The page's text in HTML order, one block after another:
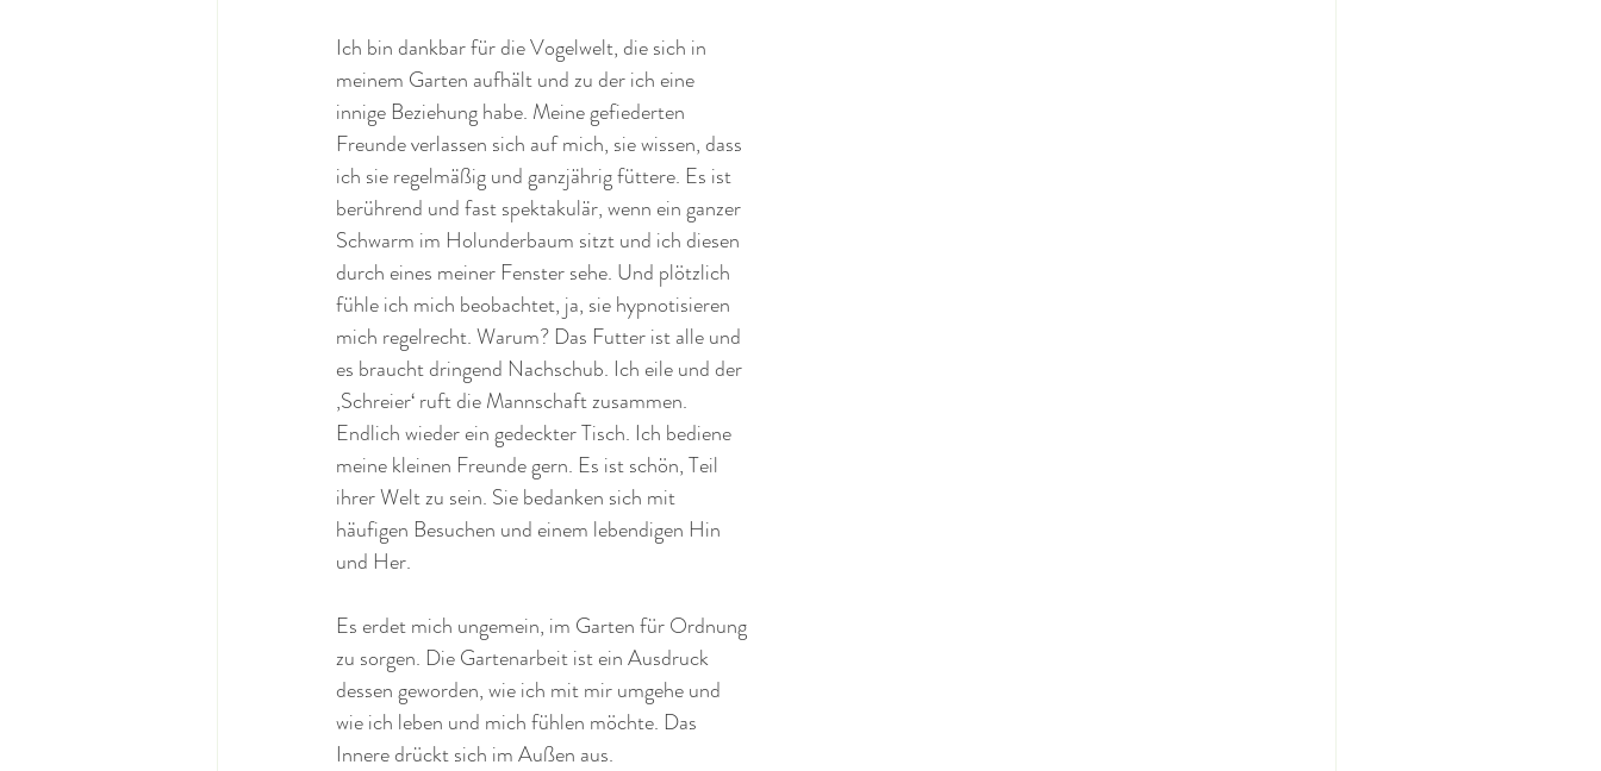
Ich bin dankbar für die Vogelwelt, die sich in
meinem Garten aufhält und zu der ich eine
innige Beziehung habe. Meine gefiederten
Freunde verlassen sich auf mich, sie wissen, dass
ich sie regelmäßig und ganzjährig füttere. Es ist
berührend und fast spektakulär, wenn ein ganzer
Schwarm im Holunderbaum sitzt und ich diesen
durch eines meiner Fenster sehe. Und plötzlich
fühle ich mich beobachtet, ja, sie hypnotisieren
mich regelrecht. Warum? Das Futter ist alle und
es braucht dringend Nachschub. Ich eile und der
‚Schreier‘ ruft die Mannschaft zusammen.
Endlich wieder ein gedeckter Tisch. Ich bediene
meine kleinen Freunde gern. Es ist schön, Teil
ihrer Welt zu sein. Sie bedanken sich mit
häufigen Besuchen und einem lebendigen Hin
und Her.
Es erdet mich ungemein, im Garten für Ordnung
zu sorgen. Die Gartenarbeit ist ein Ausdruck
dessen geworden, wie ich mit mir umgehe und
wie ich leben und mich fühlen möchte. Das
Innere drückt sich im Außen aus.